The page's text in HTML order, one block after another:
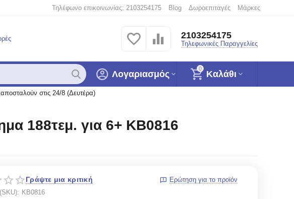
Τηλέφωνο επικοινωνίας: 2103254175 Blog Δωροεπιταγές Μάρκες
2103254175
Τηλεφωνικές Παραγγελίες
0
Καλάθι
Λογαριασμός
στις 24/8 (Δευτέρα)
188τεμ. για 6+ KB0816
Γράψτε μια κριτική
Ερώτηση για το προϊόν
KB0816